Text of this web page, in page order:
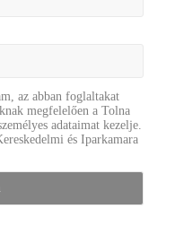
az abban foglaltakat
megfelelően a Tolna
adataimat kezelje.
és Iparkamara